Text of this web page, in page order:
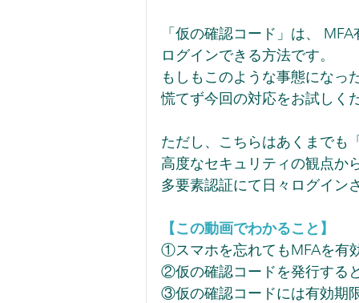
「仮の確認コード」は、
ログインできる方法です。
もしもこのような事態になっ
慌てず今回の対応をお試しく
ただし、こちらはあくまでも
高度なセキュリティの観点か
多要素認証にて日々ログイ
【この動画でわかること】
①スマホを忘れてもMFAを有
②仮の確認コードを発行する
③仮の確認コードには有効期